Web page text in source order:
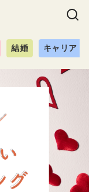
結婚 キャリア